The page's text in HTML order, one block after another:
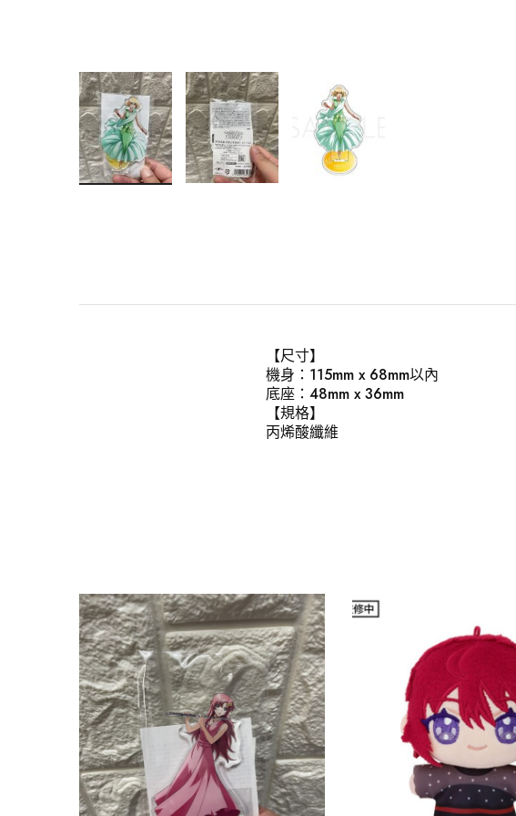
【尺寸】
機身：115mm x 68mm以內
底座：48mm x 36mm
【規格】
丙烯酸纖維